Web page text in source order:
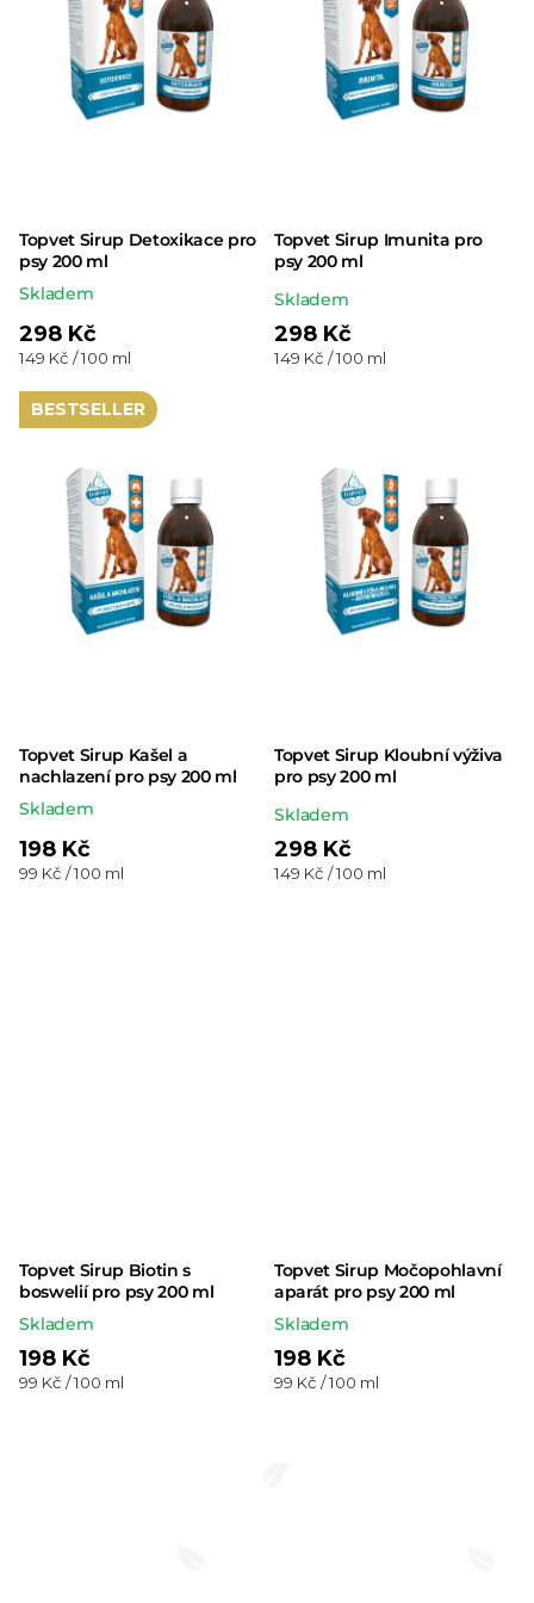
Topvet Sirup Detoxikace pro
psy 200 ml
Skladem
298 Kč
Měrná
149 Kč / 100 ml
Topvet Sirup Imunita pro
psy 200 ml
Průměrné
hodnocení
produktu
hvězdiček.
Skladem
298 Kč
Měrná
149 Kč / 100 ml
BESTSELLER
Topvet Sirup Kašel a
nachlazení pro psy 200 ml
Skladem
198 Kč
Měrná
99 Kč / 100 ml
Topvet Sirup Kloubní výživa
pro psy 200 ml
Průměrné
hodnocení
produktu
Skladem
298 Kč
Měrná
149 Kč / 100 ml
Topvet Sirup Biotin s
boswelií pro psy 200 ml
Skladem
198 Kč
Měrná
99 Kč / 100 ml
Topvet Sirup Močopohlavní
aparát pro psy 200 ml
Skladem
198 Kč
Měrná
99 Kč / 100 ml